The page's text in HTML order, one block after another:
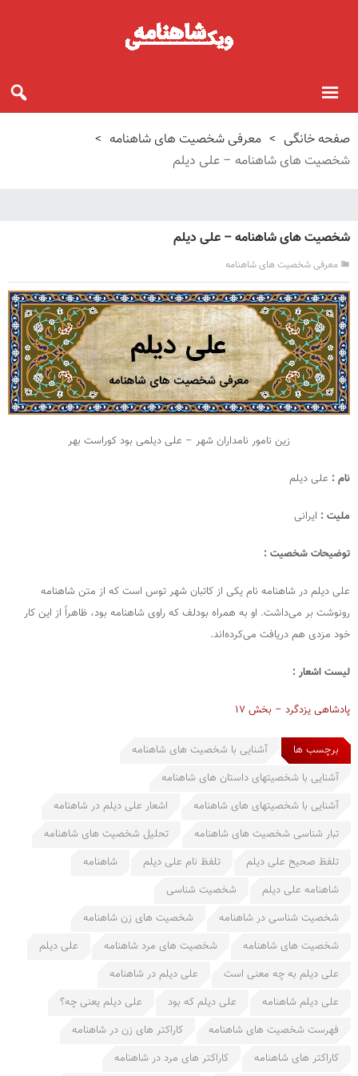
صفحه خانگی > معرفی شخصیت های شاهنامه >
شخصیت های شاهنامه – علی دیلم
شخصیت های شاهنامه – علی دیلم
معرفی شخصیت های شاهنامه
زین نامور نامداران شهر – علی دیلمی بود کوراست بهر
نام : علی دیلم
ملیت : ایرانی
توضیحات شخصیت :
علی دیلم در شاهنامه نام یکی از کاتبان شهر توس است که از متن شاهنامه
رونوشت بر می‌داشت. او به همراه بودلف که راوی شاهنامه بود، ظاهراً از این کار
خود مزدی هم دریافت می‌کرده‌اند.
لیست اشعار :
پادشاهی یزدگرد – بخش ۱۷
برچسب ها
آشنایی با شخصیت های شاهنامه
آشنایی با شخصیتهای داستان های شاهنامه
آشنایی با شخصیتهای های شاهنامه
اشعار علی دیلم در شاهنامه
تبار شناسی شخصیت های شاهنامه
تحلیل شخصیت های شاهنامه
تلفظ صحیح علی دیلم
تلفظ نام علی دیلم
شاهنامه
شاهنامه علی دیلم
شخصیت شناسی
شخصیت شناسی در شاهنامه
شخصیت های زن شاهنامه
شخصیت های شاهنامه
شخصیت های مرد شاهنامه
علی دیلم
علی دیلم به چه معنی است
علی دیلم در شاهنامه
علی دیلم شاهنامه
علی دیلم که بود
علی دیلم یعنی چه؟
فهرست شخصیت های شاهنامه
کاراکتر های زن در شاهنامه
کاراکتر های شاهنامه
کاراکتر های مرد در شاهنامه